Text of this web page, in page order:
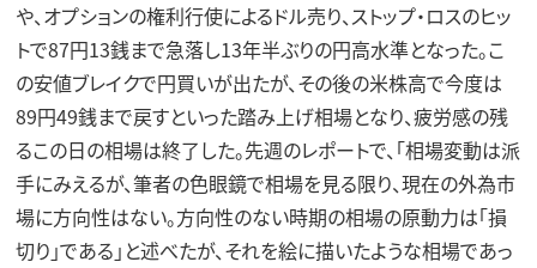
や、オプションの権利行使によるドル売り、ストップ・ロスのヒッ
トで87円13銭まで急落し13年半ぶりの円高水準となった。こ
の安値ブレイクで円買いが出たが、その後の米株高で今度は
89円49銭まで戻すといった踏み上げ相場となり、疲労感の残
るこの日の相場は終了した。先週のレポートで、「相場変動は派
手にみえるが、筆者の色眼鏡で相場を見る限り、現在の外為市
場に方向性はない。方向性のない時期の相場の原動力は「損
切り」である」と述べたが、それを絵に描いたような相場であっ